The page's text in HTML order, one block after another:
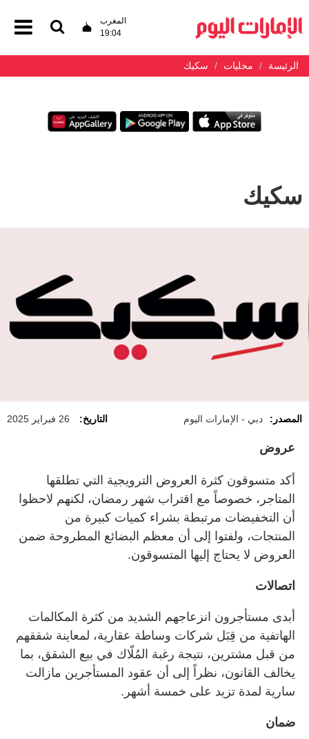
المغرب
19:04
الرئيسة محليات سكيك
سكيك
المصدر: دبي - الإمارات اليوم التاريخ: 26 فبراير 2025
عروض
أكد متسوقون كثرة العروض الترويجية التي تطلقها
المتاجر، خصوصاً مع اقتراب شهر رمضان، لكنهم لاحظوا
أن التخفيضات مرتبطة بشراء كميات كبيرة من
المنتجات، ولفتوا إلى أن معظم البضائع المطروحة ضمن
العروض لا يحتاج إليها المتسوقون.
اتصالات
أبدى مستأجرون انزعاجهم الشديد من كثرة المكالمات
الهاتفية من قِبَل شركات وساطة عقارية، لمعاينة شققهم
من قبل مشترين، نتيجة رغبة المُلّاك في بيع الشقق، بما
يخالف القانون، نظراً إلى أن عقود المستأجرين مازالت
سارية لمدة تزيد على خمسة أشهر.
ضمان